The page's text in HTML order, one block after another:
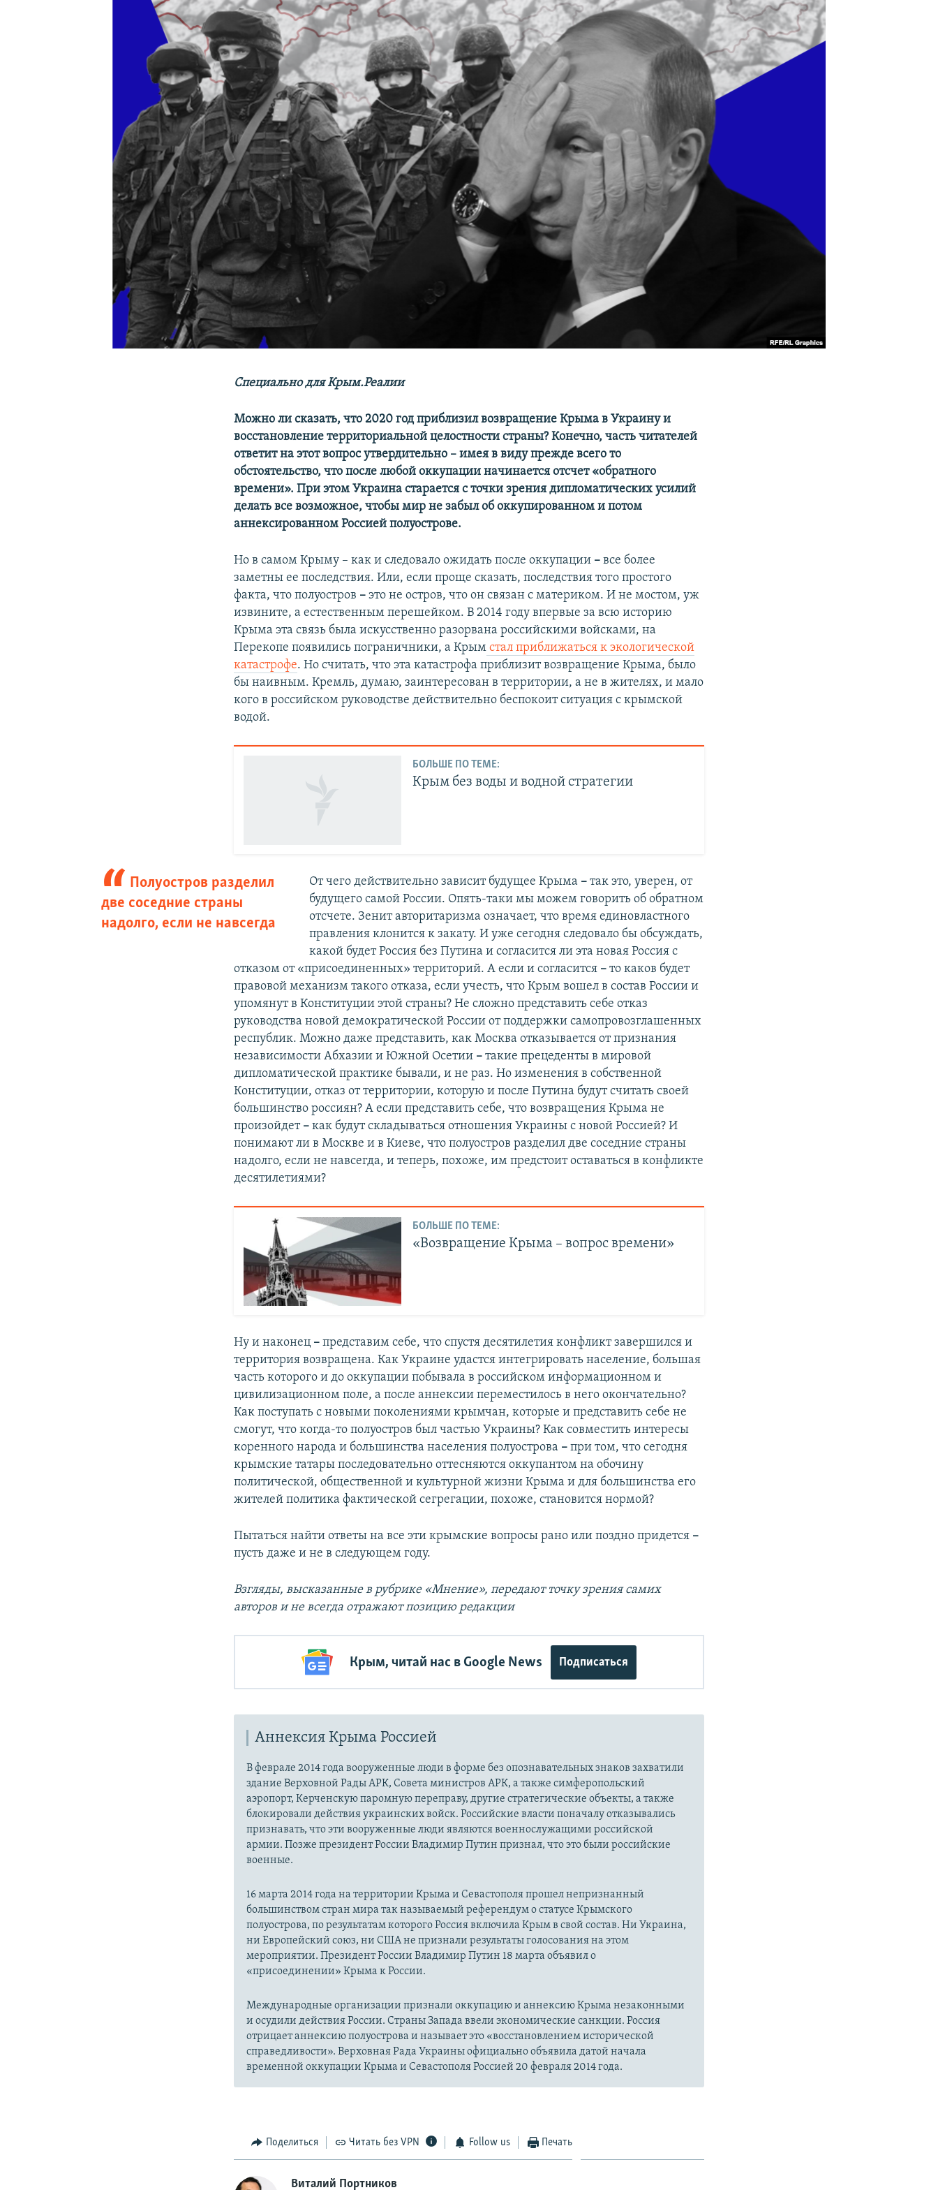
УКРАИНСКАЯ ПРОБЛЕМА КРЫМА
Специально для Крым.Реалии
Можно ли сказать, что 2020 год приблизил возвращение Крыма в Украину и
восстановление территориальной целостности страны? Конечно, часть читателей
ответит на этот вопрос утвердительно –​ имея в виду прежде всего то
обстоятельство, что после любой оккупации начинается отсчет «обратного
времени». При этом Украина старается с точки зрения дипломатических усилий
делать все возможное, чтобы мир не забыл об оккупированном и потом
аннексированном Россией полуострове.
Но в самом Крыму – как и следовало ожидать после оккупации – все более
заметны ее последствия. Или, если проще сказать, последствия того простого
факта, что полуостров – это не остров, что он связан с материком. И не мостом, уж
извините, а естественным перешейком. В 2014 году впервые за всю историю
Крыма эта связь была искусственно разорвана российскими войсками, на
Перекопе появились пограничники, а Крым стал приближаться к экологической
катастрофе. Но считать, что эта катастрофа приблизит возвращение Крыма, было
бы наивным. Кремль, думаю, заинтересован в территории, а не в жителях, и мало
кого в российском руководстве действительно беспокоит ситуация с крымской
водой.
БОЛЬШЕ ПО ТЕМЕ:
Крым без воды и водной стратегии
Полуостров разделил
две соседние страны
надолго, если не навсегда
От чего действительно зависит будущее Крыма –​так это, уверен, от
будущего самой России. Опять-таки мы можем говорить об обратном
отсчете. Зенит авторитаризма означает, что время единовластного
правления клонится к закату. И уже сегодня следовало бы обсуждать,
какой будет Россия без Путина и согласится ли эта новая Россия с
отказом от «присоединенных» территорий. А если и согласится – то каков будет
правовой механизм такого отказа, если учесть, что Крым вошел в состав России и
упомянут в Конституции этой страны? Не сложно представить себе отказ
руководства новой демократической России от поддержки самопровозглашенных
республик. Можно даже представить, как Москва отказывается от признания
независимости Абхазии и Южной Осетии – такие прецеденты в мировой
дипломатической практике бывали, и не раз. Но изменения в собственной
Конституции, отказ от территории, которую и после Путина будут считать своей
большинство россиян? А если представить себе, что возвращения Крыма не
произойдет – как будут складываться отношения Украины с новой Россией? И
понимают ли в Москве и в Киеве, что полуостров разделил две соседние страны
надолго, если не навсегда, и теперь, похоже, им предстоит оставаться в конфликте
десятилетиями?
БОЛЬШЕ ПО ТЕМЕ:
«Возвращение Крыма – вопрос времени»
Ну и наконец – представим себе, что спустя десятилетия конфликт завершился и
территория возвращена. Как Украине удастся интегрировать население, большая
часть которого и до оккупации побывала в российском информационном и
цивилизационном поле, а после аннексии переместилось в него окончательно?
Как поступать с новыми поколениями крымчан, которые и представить себе не
смогут, что когда-то полуостров был частью Украины? Как совместить интересы
коренного народа и большинства населения полуострова – при том, что сегодня
крымские татары последовательно оттесняются оккупантом на обочину
политической, общественной и культурной жизни Крыма и для большинства его
жителей политика фактической сегрегации, похоже, становится нормой?
Пытаться найти ответы на все эти крымские вопросы рано или поздно придется –
пусть даже и не в следующем году.
Взгляды, высказанные в рубрике «Мнение», передают точку зрения самих
авторов и не всегда отражают позицию редакции
Крым, читай нас в Google News Подписаться
Аннексия Крыма Россией
В феврале 2014 года вооруженные люди в форме без опознавательных знаков захватили
здание Верховной Рады АРК, Совета министров АРК, а также симферопольский
аэропорт, Керченскую паромную переправу, другие стратегические объекты, а также
блокировали действия украинских войск. Российские власти поначалу отказывались
признавать, что эти вооруженные люди являются военнослужащими российской
армии. Позже президент России Владимир Путин признал, что это были российские
военные.
16 марта 2014 года на территории Крыма и Севастополя прошел непризнанный
большинством стран мира так называемый референдум о статусе Крымского
полуострова, по результатам которого Россия включила Крым в свой состав. Ни Украина,
ни Европейский союз, ни США не признали результаты голосования на этом
мероприятии. Президент России Владимир Путин 18 марта объявил о
«присоединении» Крыма к России.
Международные организации признали оккупацию и аннексию Крыма незаконными
и осудили действия России. Страны Запада ввели экономические санкции. Россия
отрицает аннексию полуострова и называет это «восстановлением исторической
справедливости». Верховная Рада Украины официально объявила датой начала
временной оккупации Крыма и Севастополя Россией 20 февраля 2014 года.
Поделиться Читать без VPN Follow us Печать
Виталий Портников